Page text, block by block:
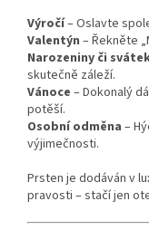
Výročí– Oslavte
Valentýn – Řekněte
Narozeniny či
skutečně záleží.
Vánoce – Dokonalý
potěší.
Osobní odměna –
výjimečnosti.
Prsten je dodáván v
pravosti – stačí jen